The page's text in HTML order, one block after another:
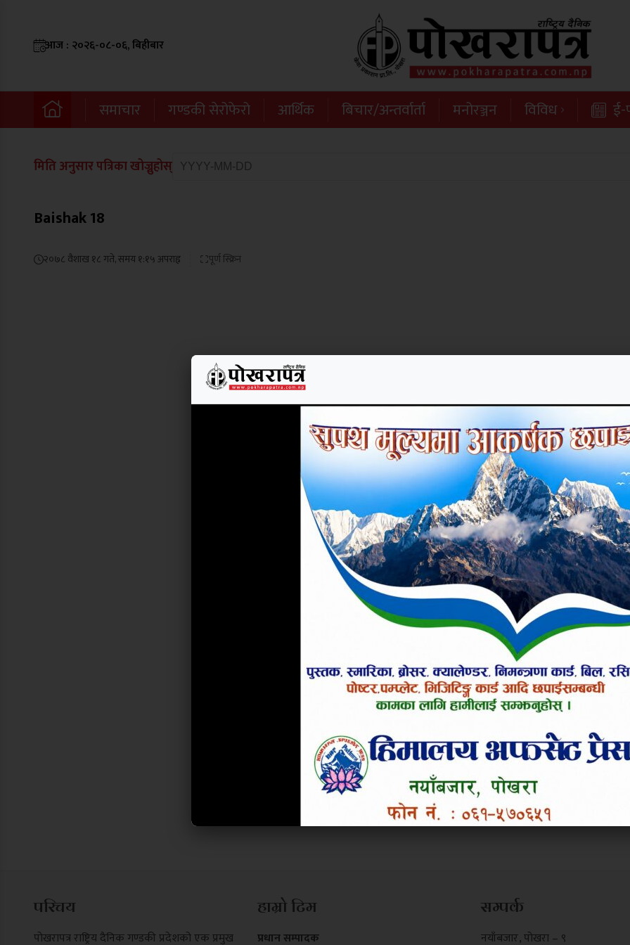
आज : २०२६-०८-०६, बिहीबार
समाचार गण्डकी सेरोफेरो आर्थिक बिचार/अन्तर्वार्ता मनोरञ्जन विविध ई-
मिति अनुसार पत्रिका खोज्नुहोस्
Baishak 18
२०७८ वैशाख १८ गते, समय १:१५ अपराह्न पूर्ण स्क्रिन
परिचय
पोखरापत्र राष्ट्रिय दैनिक गण्डकी प्रदेशको एक प्रमुख
हाम्रो टिम
प्रधान सम्पादक
सम्पर्क
नयाँबजार , पोखरा – ९